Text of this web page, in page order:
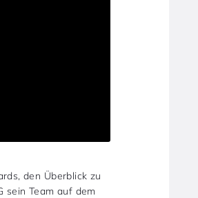
den Überblick zu
sein Team auf dem